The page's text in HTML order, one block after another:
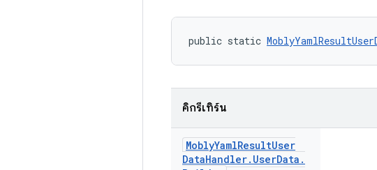
public static
คิกรีเทิร์น
MoblyYamlResultUser
DataHandler. UserData .